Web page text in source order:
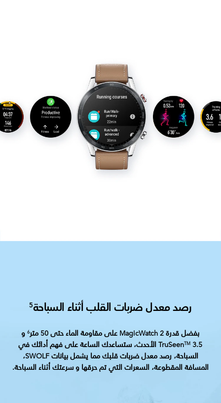
رصد معدل ضربات القلب أثناء السباحة5
بفضل قدرة MagicWatch 2 على مقاومة الماء حتى 50 متر 6و
TruSeenTM
3.5 الأحدث، ستساعدك الساعة على فهم أدائك في
السباحة، رصد معدل ضربات قلبك مما يشمل بيانات SWOLF،
المسافة المقطوعة، السعرات التي تم حرقها و سرعتك أثناء السباحة.